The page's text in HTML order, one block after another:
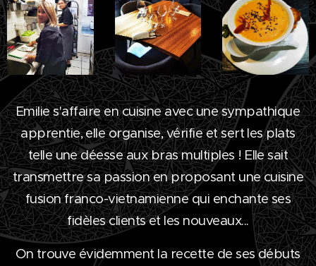
Emilie s'affaire en cuisine avec une sympathique
apprentie, elle organise, vérifie et sert les plats
telle une déesse aux bras multiples ! Elle sait
transmettre sa passion en proposant une cuisine
fusion franco-vietnamienne qui enchante ses
fidèles clients et les nouveaux...
On trouve évidemment la recette de ses débuts